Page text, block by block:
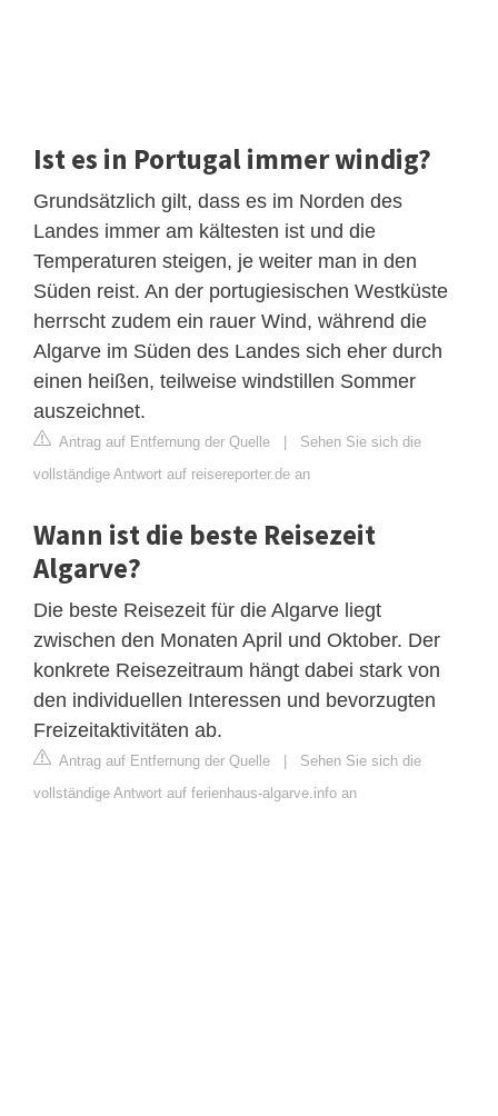
Ist es in Portugal immer windig?
Grundsätzlich gilt, dass es im Norden des
Landes immer am kältesten ist und die
Temperaturen steigen, je weiter man in den
Süden reist. An der portugiesischen Westküste
herrscht zudem ein rauer Wind, während die
Algarve im Süden des Landes sich eher durch
einen heißen, teilweise windstillen Sommer
auszeichnet.
Antrag auf Entfernung der Quelle
Sehen Sie sich die
vollständige Antwort auf reisereporter.de an
Wann ist die beste Reisezeit
Algarve?
Die beste Reisezeit für die Algarve liegt
zwischen den Monaten April und Oktober. Der
konkrete Reisezeitraum hängt dabei stark von
den individuellen Interessen und bevorzugten
Freizeitaktivitäten ab.
Antrag auf Entfernung der Quelle
Sehen Sie sich die
vollständige Antwort auf ferienhaus-algarve.info an